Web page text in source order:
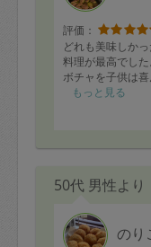
評価：
どれも美味しか
料理が最高でし
ボチャを子供は喜
もっと見る
50代 男性より
のり